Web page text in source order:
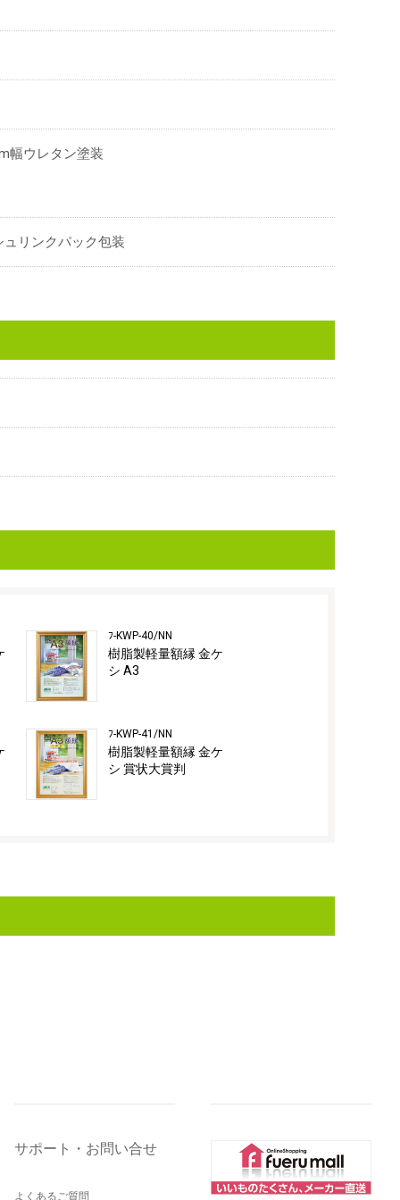
幅ウレタン塗装
リンクパック包装
ﾌ-KWP-40/NN
樹脂製軽量額縁 金ケ
シ A3
ﾌ-KWP-41/NN
樹脂製軽量額縁 金ケ
シ 賞状大賞判
サポート・お問い合せ
よくあるご質問